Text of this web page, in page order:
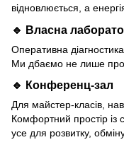
відновлюється, а
🔹 Власна
Оперативна
Ми дбаємо не лише про
🔹 Конференц-зал
Для майстер-класів,
Комфортний простір
усе для розвитку,